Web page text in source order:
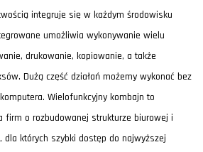
integruje się w każdym środowisku
umożliwia wykonywanie wielu
drukowanie, kopiowanie, a także
Dużą część działań możemy wykonać bez
Wielofunkcyjny kombajn to
firm o rozbudowanej strukturze biurowej i
dla których szybki dostęp do najwyższej